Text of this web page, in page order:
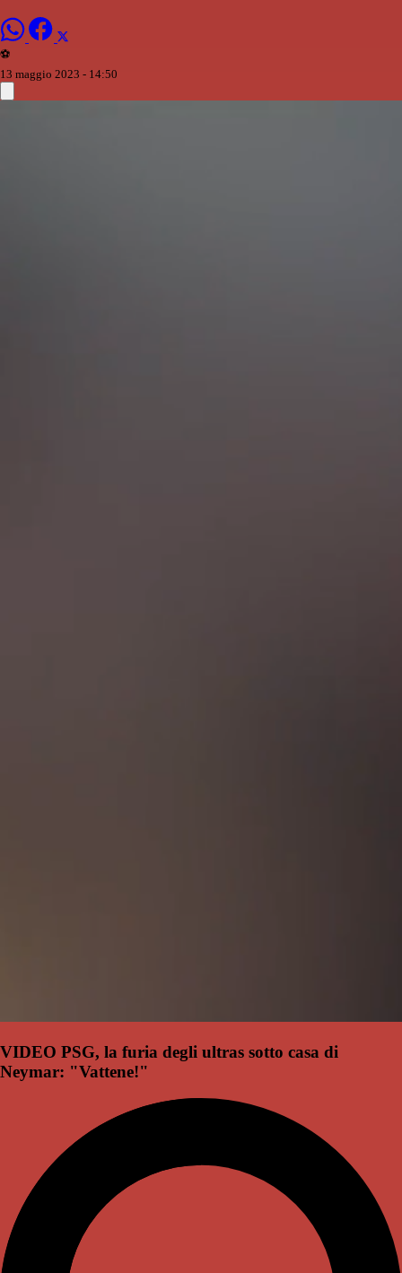
⚽️
13 maggio 2023 - 14:50
VIDEO PSG, la furia degli ultras sotto casa di
Neymar: "Vattene!"